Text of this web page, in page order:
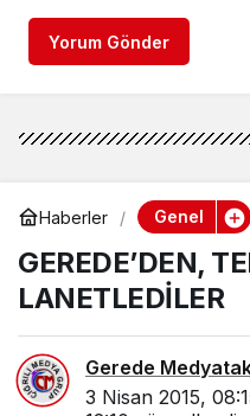
Yorum Gönder
Haberler Genel
GEREDE’DEN,
LANETLEDİLER
Gerede
3 Nisan 2015,